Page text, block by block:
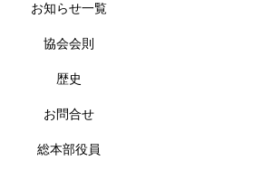
お知らせ一覧
協会会則
歴史
お問合せ
総本部役員